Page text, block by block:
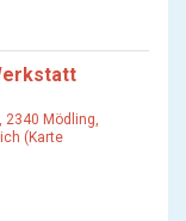
2340 Mödling,
(Karte